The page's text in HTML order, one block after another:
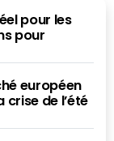
Il a également
à 2019, et
RTL, jusqu’en
crise
mais aussi
pour les
pour
européen
de l’été